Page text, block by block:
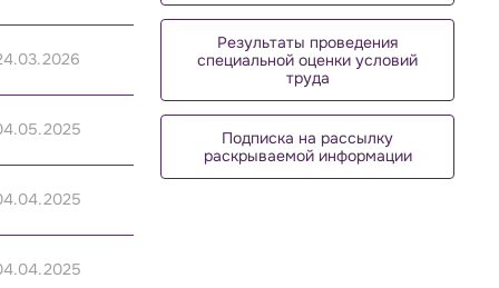
Результаты проведения
специальной оценки условий
труда
Подписка на рассылку
раскрываемой информации